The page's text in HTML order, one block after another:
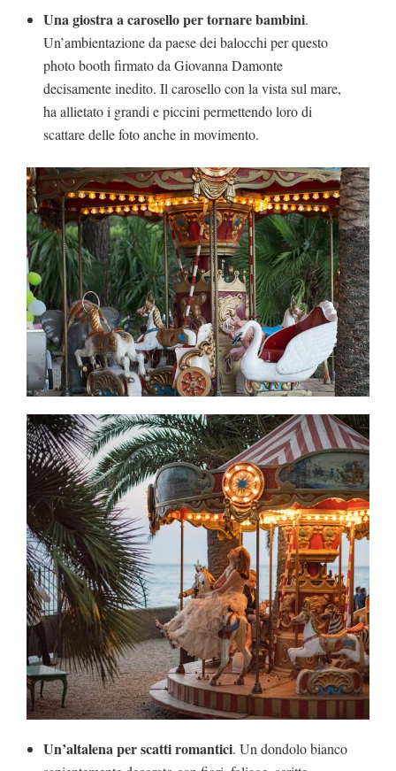
Una giostra a carosello per tornare bambini.
Un’ambientazione da paese dei balocchi per questo
photo booth firmato da Giovanna Damonte
decisamente inedito. Il carosello con la vista sul mare,
ha allietato i grandi e piccini permettendo loro di
scattare delle foto anche in movimento.
Un’altalena per scatti romantici. Un dondolo bianco